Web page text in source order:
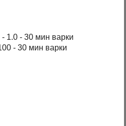
1.0 - 30 мин варки
- 30 мин варки